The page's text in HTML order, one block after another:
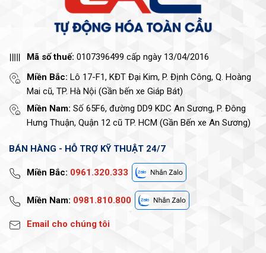
Mã số thuế: 0107396499 cấp ngày 13/04/2016
Miền Bắc: Lô 17-F1, KĐT Đại Kim, P. Định Công, Q. Hoàng
Mai cũ, TP. Hà Nội (Gần bến xe Giáp Bát)
Miền Nam: Số 65F6, đường DD9 KDC An Sương, P. Đông
Hưng Thuận, Quận 12 cũ TP. HCM (Gần Bến xe An Sương)
BÁN HÀNG - HỖ TRỢ KỸ THUẬT 24/7
Miền Bắc: 0961.320.333
Miền Nam: 0981.810.800
Email cho chúng tôi